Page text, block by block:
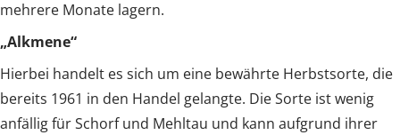
mehrere Monate lagern.
„Alkmene“
Hierbei handelt es sich um eine bewährte Herbstsorte, die
bereits 1961 in den Handel gelangte. Die Sorte ist wenig
anfällig für Schorf und Mehltau und kann aufgrund ihrer